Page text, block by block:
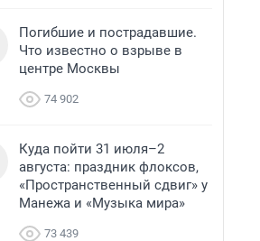
Погибшие и пострадавшие.
Что известно о взрыве в
центре Москвы
74 902
Куда пойти 31 июля–2
августа: праздник флоксов,
«Пространственный сдвиг» у
Манежа и «Музыка мира»
73 439